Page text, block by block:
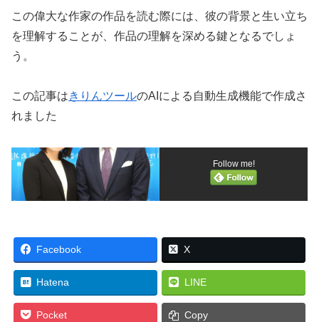
この偉大な作家の作品を読む際には、彼の背景と生い立ち
を理解することが、作品の理解を深める鍵となるでしょ
う。
この記事はきりんツールのAIによる自動生成機能で作成さ
れました
Follow me!
Facebook X
Hatena LINE
Pocket Copy